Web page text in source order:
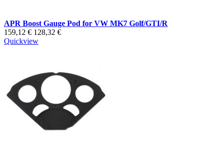
APR Boost Gauge Pod for VW MK7 Golf/GTI/R
159,12 € 128,32 €
Quickview